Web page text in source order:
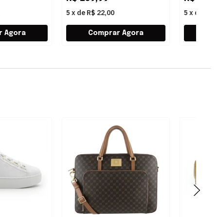
5 x de R$ 22,00 5 x de